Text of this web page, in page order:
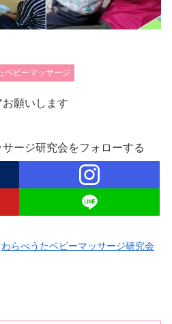
ベビーマッサージ
お願いします
ージ研究会をフォローする
わらべうたベビーマッサージ研究会